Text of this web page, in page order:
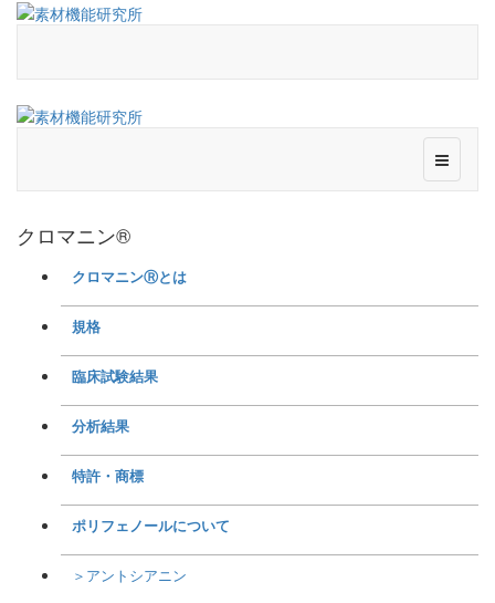
クロマニン®
クロマニンⓇとは
規格
臨床試験結果
分析結果
特許・商標
ポリフェノールについて
＞アントシアニン